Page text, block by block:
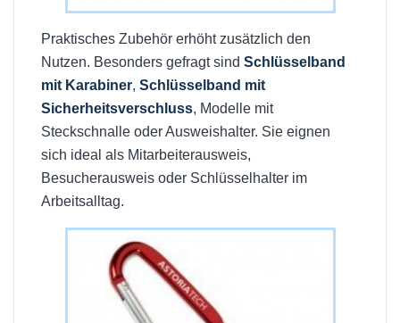
Praktisches Zubehör erhöht zusätzlich den
Nutzen. Besonders gefragt sind Schlüsselband
mit Karabiner, Schlüsselband mit
Sicherheitsverschluss, Modelle mit
Steckschnalle oder Ausweishalter. Sie eignen
sich ideal als Mitarbeiterausweis,
Besucherausweis oder Schlüsselhalter im
Arbeitsalltag.